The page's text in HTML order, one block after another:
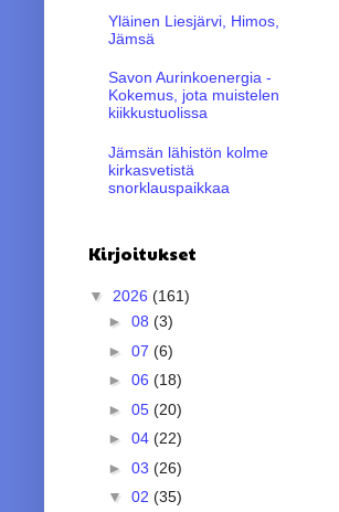
Yläinen Liesjärvi, Himos,
Jämsä
Savon Aurinkoenergia -
Kokemus, jota muistelen
kiikkustuolissa
Jämsän lähistön kolme
kirkasvetistä
snorklauspaikkaa
Kirjoitukset
▼ 2026 (161)
► 08 (3)
► 07 (6)
► 06 (18)
► 05 (20)
► 04 (22)
► 03 (26)
▼ 02 (35)